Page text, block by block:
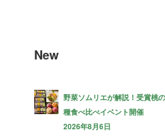
New
野菜ソムリエが解説！受賞桃
種食べ比べイベント開催
2026年8月6日